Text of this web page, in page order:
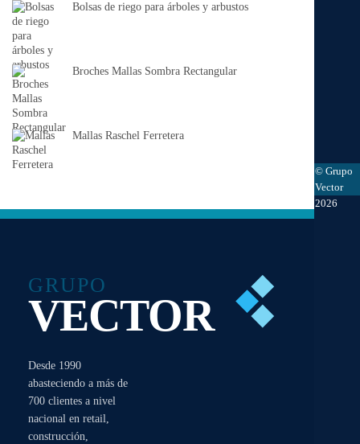
Bolsas de riego para árboles y arbustos
Broches Mallas Sombra Rectangular
Mallas Raschel Ferretera
GRUPO
VECTOR
Desde 1990
abasteciendo a más de
700 clientes a nivel
nacional en retail,
construcción,
© Grupo
Vector
2026